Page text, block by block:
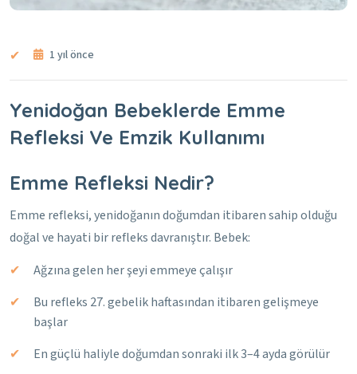
1 yıl önce
Yenidoğan Bebeklerde Emme
Refleksi Ve Emzik Kullanımı
Emme Refleksi Nedir?
Emme refleksi, yenidoğanın doğumdan itibaren sahip olduğu
doğal ve hayati bir refleks davranıştır. Bebek:
Ağzına gelen her şeyi emmeye çalışır
Bu refleks 27. gebelik haftasından itibaren gelişmeye
başlar
En güçlü haliyle doğumdan sonraki ilk 3–4 ayda görülür